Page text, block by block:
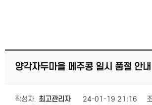
양각자두마을 메주콩 일시 품절 안내
작성자 최고관리자 24-01-19 21:16